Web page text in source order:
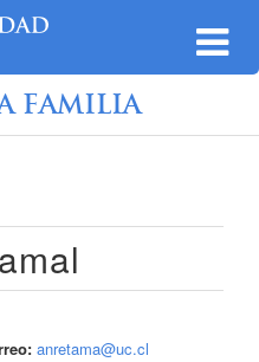
FAMILIA
anretama@uc.cl